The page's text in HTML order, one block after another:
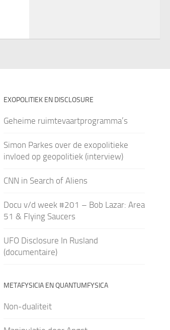
EXOPOLITIEK EN DISCLOSURE
Geheime ruimtevaartprogramma’s
Simon Parkes over de exopolitieke
invloed op geopolitiek (interview)
CNN in Search of Aliens
Docu v/d week #201 – Bob Lazar: Area
51 & Flying Saucers
UFO Disclosure In Rusland
(documentaire)
METAFYSICIA EN QUANTUMFYSICA
Non-dualiteit